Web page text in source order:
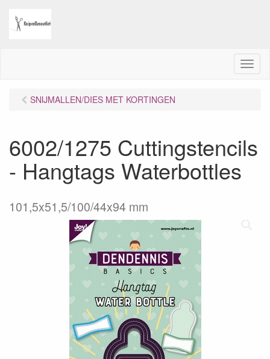
M
e
SNIJMALLEN/DIES MET KORTINGEN
6002/1275 Cuttingstencils
- Hangtags Waterbottles
101,5x51,5/100/44x94 mm